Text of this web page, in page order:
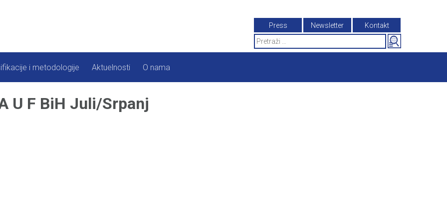
Press Newsletter
Kontakt
Search
for:
i metodologije Aktuelnosti O nama
U F BiH Juli/Srpanj